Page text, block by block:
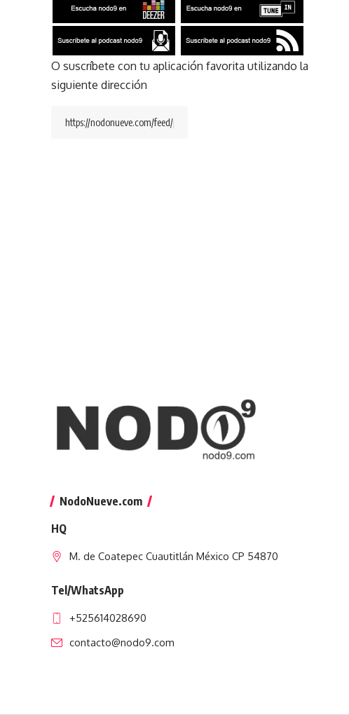
O suscríbete con tu aplicación favorita utilizando la
siguiente dirección
NodoNueve.com
HQ
M. de Coatepec Cuautitlán México CP 54870
Tel/WhatsApp
+525614028690
contacto@nodo9.com